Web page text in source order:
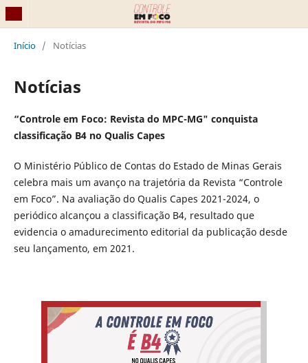
Início / Notícias
Notícias
“Controle em Foco: Revista do MPC-MG" conquista
classificação B4 no Qualis Capes
O Ministério Público de Contas do Estado de Minas Gerais
celebra mais um avanço na trajetória da Revista “Controle
em Foco”. Na avaliação do Qualis Capes 2021-2024, o
periódico alcançou a classificação B4, resultado que
evidencia o amadurecimento editorial da publicação desde
seu lançamento, em 2021.